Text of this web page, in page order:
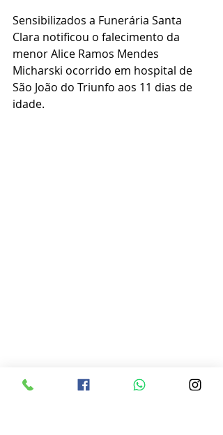
Sensibilizados a Funerária Santa
Clara notificou o falecimento da
menor Alice Ramos Mendes
Micharski ocorrido em hospital de
São João do Triunfo aos 11 dias de
idade.
Obituário